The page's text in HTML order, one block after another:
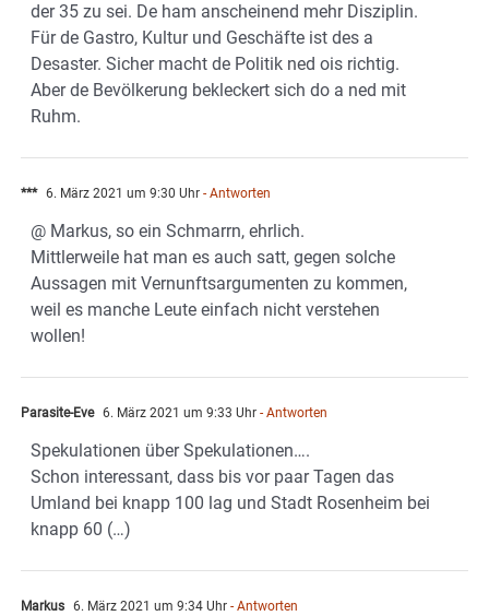
der 35 zu sei. De ham anscheinend mehr Disziplin.
Für de Gastro, Kultur und Geschäfte ist des a
Desaster. Sicher macht de Politik ned ois richtig.
Aber de Bevölkerung bekleckert sich do a ned mit
Ruhm.
*** 6. März 2021 um 9:30 Uhr - Antworten
@ Markus, so ein Schmarrn, ehrlich.
Mittlerweile hat man es auch satt, gegen solche
Aussagen mit Vernunftsargumenten zu kommen,
weil es manche Leute einfach nicht verstehen
wollen!
Parasite-Eve 6. März 2021 um 9:33 Uhr - Antworten
Spekulationen über Spekulationen….
Schon interessant, dass bis vor paar Tagen das
Umland bei knapp 100 lag und Stadt Rosenheim bei
knapp 60 (…)
Markus 6. März 2021 um 9:34 Uhr - Antworten